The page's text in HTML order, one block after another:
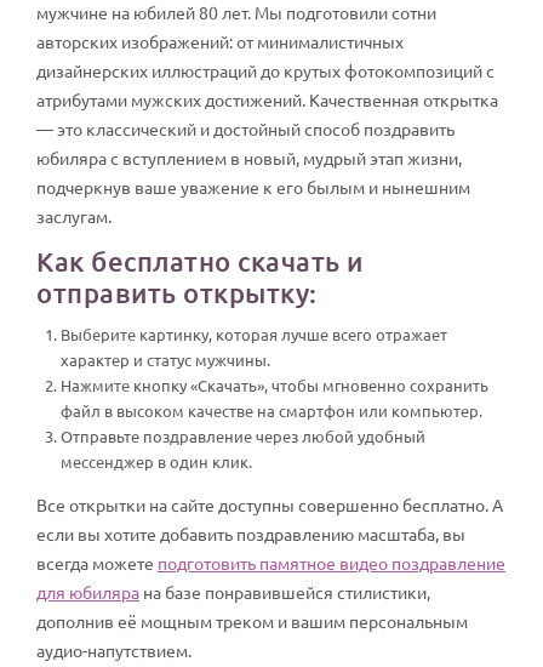
мужчине на юбилей 80 лет. Мы подготовили сотни
авторских изображений: от минималистичных
дизайнерских иллюстраций до крутых фотокомпозиций с
атрибутами мужских достижений. Качественная открытка
— это классический и достойный способ поздравить
юбиляра с вступлением в новый, мудрый этап жизни,
подчеркнув ваше уважение к его былым и нынешним
заслугам.
Как бесплатно скачать и
отправить открытку:
Выберите картинку, которая лучше всего отражает
характер и статус мужчины.
Нажмите кнопку «Скачать», чтобы мгновенно сохранить
файл в высоком качестве на смартфон или компьютер.
Отправьте поздравление через любой удобный
мессенджер в один клик.
Все открытки на сайте доступны совершенно бесплатно. А
если вы хотите добавить поздравлению масштаба, вы
всегда можете подготовить памятное видео поздравление
для юбиляра на базе понравившейся стилистики,
дополнив её мощным треком и вашим персональным
аудио-напутствием.